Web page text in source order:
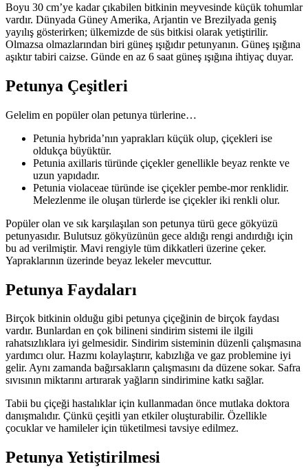
Boyu 30 cm’ye kadar çıkabilen bitkinin meyvesinde küçük tohumlar
vardır. Dünyada Güney Amerika, Arjantin ve Brezilyada geniş
yayılış gösterirken; ülkemizde de süs bitkisi olarak yetiştirilir.
Olmazsa olmazlarından biri güneş ışığıdır petunyanın. Güneş ışığına
aşıktır tabiri caizse. Günde en az 6 saat güneş ışığına ihtiyaç duyar.
Petunya Çeşitleri
Gelelim en popüler olan petunya türlerine…
Petunia hybrida’nın yaprakları küçük olup, çiçekleri ise
oldukça büyüktür.
Petunia axillaris türünde çiçekler genellikle beyaz renkte ve
uzun yapıdadır.
Petunia violaceae türünde ise çiçekler pembe-mor renklidir.
Melezlenme ile oluşan türlerde ise çiçekler iki renkli olur.
Popüler olan ve sık karşılaşılan son petunya türü gece gökyüzü
petunyasıdır. Bulutsuz gökyüzünün gece aldığı rengi andırdığı için
bu ad verilmiştir. Mavi rengiyle tüm dikkatleri üzerine çeker.
Yapraklarının üzerinde beyaz lekeler mevcuttur.
Petunya Faydaları
Birçok bitkinin olduğu gibi petunya çiçeğinin de birçok faydası
vardır. Bunlardan en çok bilineni sindirim sistemi ile ilgili
rahatsızlıklara iyi gelmesidir. Sindirim sisteminin düzenli çalışmasına
yardımcı olur. Hazmı kolaylaştırır, kabızlığa ve gaz problemine iyi
gelir. Aynı zamanda bağırsakların çalışmasını da düzene sokar. Safra
sıvısının miktarını artırarak yağların sindirimine katkı sağlar.
Tabii bu çiçeği hastalıklar için kullanmadan önce mutlaka doktora
danışmalıdır. Çünkü çeşitli yan etkiler oluşturabilir. Özellikle
çocuklar ve hamileler için tüketilmesi tavsiye edilmez.
Petunya Yetiştirilmesi